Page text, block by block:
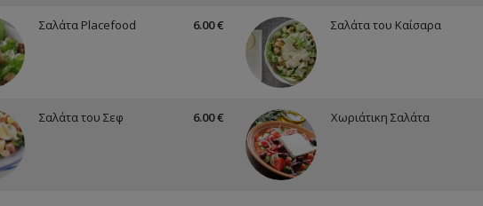
Σαλάτα Placefood 6.00 € Σαλάτα του Καίσαρα
Σαλάτα του Σεφ 6.00 € Χωριάτικη Σαλάτα